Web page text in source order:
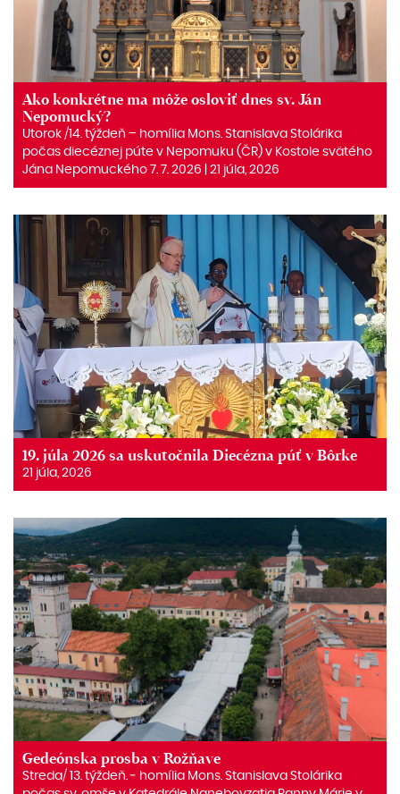
Ako konkrétne ma môže osloviť dnes sv. Ján
Nepomucký?
Utorok /14. týždeň – homília Mons. Stanislava Stolárika
počas diecéznej púte v Nepomuku (ČR) v Kostole svätého
Jána Nepomuckého 7. 7. 2026 | 21 júla, 2026
19. júla 2026 sa uskutočnila Diecézna púť v Bôrke
21 júla, 2026
Gedeónska prosba v Rožňave
Streda/ 13. týždeň. ‒ homília Mons. Stanislava Stolárika